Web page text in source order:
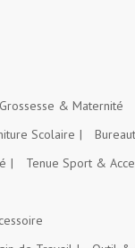
Grossesse & Maternité
Scolaire
Tenue Sport &